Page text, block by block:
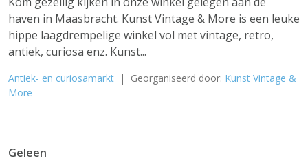
haven in Maasbracht. Kunst Vintage & More is een leuke
hippe laagdrempelige winkel vol met vintage, retro,
antiek, curiosa enz. Kunst...
Antiek- en curiosamarkt | Georganiseerd door: Kunst Vintage &
More
Geleen